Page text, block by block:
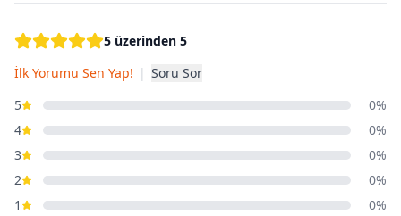
5 üzerinden 5
İlk Yorumu Sen Yap! | Soru Sor
5
0%
4
0%
3
0%
2
0%
1
0%